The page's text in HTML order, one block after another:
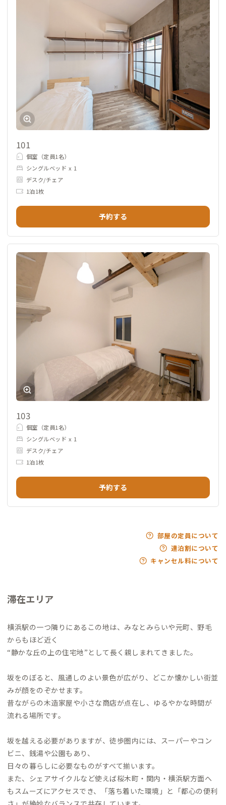
101
個室（定員1名）
シングルベッド x 1
デスク/チェア
1泊1枚
予約する
103
個室（定員1名）
シングルベッド x 1
デスク/チェア
1泊1枚
予約する
部屋の定員について
連泊割について
キャンセル料について
滞在エリア
横浜駅の一つ隣りにあるこの地は、みなとみらいや元町、野毛
からもほど近く
“静かな丘の上の住宅地”として長く親しまれてきました。
坂をのぼると、風通しのよい景色が広がり、どこか懐かしい街並
みが顔をのぞかせます。
昔ながらの木造家屋や小さな商店が点在し、ゆるやかな時間が
流れる場所です。
坂を越える必要がありますが、徒歩圏内には、スーパーやコン
ビニ、銭湯や公園もあり、
日々の暮らしに必要なものがすべて揃います。
また、シェアサイクルなど使えば桜木町・関内・横浜駅方面へ
もスムーズにアクセスでき、「落ち着いた環境」と「都心の便利